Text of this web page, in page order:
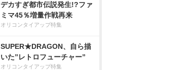
デカすぎ都市伝説発生!?ファ
ミマ45％増量作戦再来
オリコンタイアップ特集
SUPER★DRAGON、自ら描
いた”レトロフューチャー”
オリコンタイアップ特集